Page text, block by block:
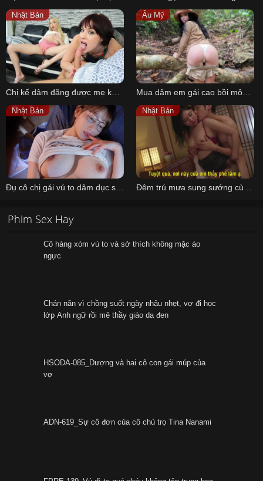
Nhật Bản Âu Mỹ
Nhật Bản
Đụ cô chị gái vú to dâm dục sau nhiều năm về quê
Nhật Bản
Đêm trú mưa sung sướng cùng em đồng nghiệp xinh đẹp
Phim Sex Hay
Cô hàng xóm vú to và sở thích không mặc áo
ngực
Chán nãn vì chồng suốt ngày nhậu nhẹt, vợ đi học
lớp Anh ngữ rồi mê thầy giáo da đen
HSODA-085_Dượng và hai cô con gái múp của
vợ
ADN-619_Sự cô đơn của cô chủ trọ Tina Nanami